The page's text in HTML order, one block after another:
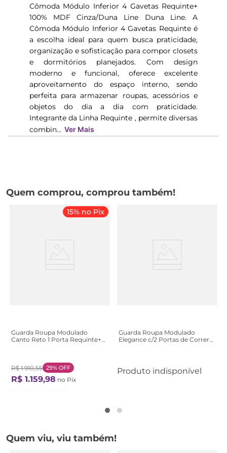
Cômoda Módulo Inferior 4 Gavetas Requinte+
100% MDF Cinza/Duna Line Duna Line. A
Cômoda Módulo Inferior 4 Gavetas Requinte é
a escolha ideal para quem busca praticidade,
organização e sofisticação para compor closets
e dormitórios planejados. Com design
moderno e funcional, oferece excelente
aproveitamento do espaço interno, sendo
perfeita para armazenar roupas, acessórios e
objetos do dia a dia com praticidade.
Integrante da Linha Requinte , permite diversas
combin... Ver Mais
Quem comprou, comprou também!
15% no Pix
Guarda Roupa Modulado
Canto Reto 1 Porta Requinte+
Line/Macadâmia
R$ 1.910,55 29% OFF
R$ 1.159,98 no Pix
Guarda Roupa Modulado
Elegance c/2 Portas de Correr-
Produto indisponível
Quem viu, viu também!